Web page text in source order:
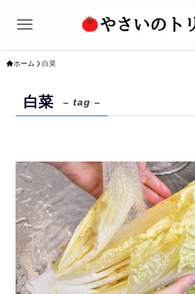
ホーム 白菜
白菜 – tag –